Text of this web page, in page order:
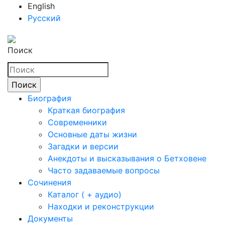
English
Русский
Поиск
Биография
Краткая биография
Современники
Основные даты жизни
Загадки и версии
Анекдоты и высказывания о Бетховене
Часто задаваемые вопросы
Сочинения
Каталог ( + аудио)
Находки и реконструкции
Документы